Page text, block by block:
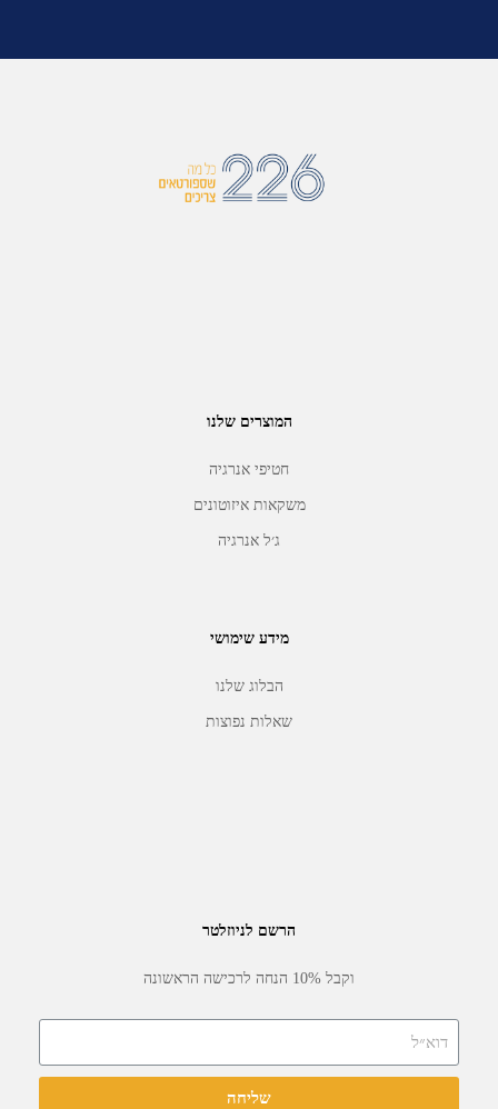
המוצרים שלנו
חטיפי אנרגיה
משקאות איזוטונים
ג׳ל אנרגיה
מידע שימושי
הבלוג שלנו
שאלות נפוצות
הרשם לניוזלטר
וקבל 10% הנחה לרכישה הראשונה
שליחה